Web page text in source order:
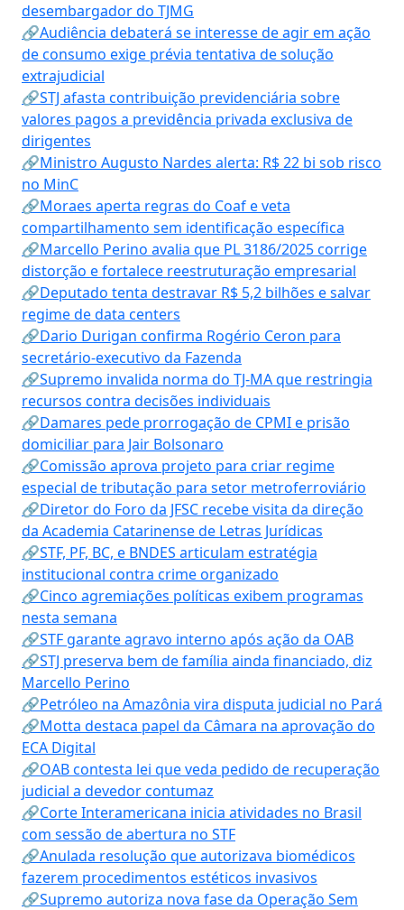
desembargador do TJMG
🔗Audiência debaterá se interesse de agir em ação
de consumo exige prévia tentativa de solução
extrajudicial
🔗STJ afasta contribuição previdenciária sobre
valores pagos a previdência privada exclusiva de
dirigentes
🔗Ministro Augusto Nardes alerta: R$ 22 bi sob risco
no MinC
🔗Moraes aperta regras do Coaf e veta
compartilhamento sem identificação específica
🔗Marcello Perino avalia que PL 3186/2025 corrige
distorção e fortalece reestruturação empresarial
🔗Deputado tenta destravar R$ 5,2 bilhões e salvar
regime de data centers
🔗Dario Durigan confirma Rogério Ceron para
secretário-executivo da Fazenda
🔗Supremo invalida norma do TJ-MA que restringia
recursos contra decisões individuais
🔗Damares pede prorrogação de CPMI e prisão
domiciliar para Jair Bolsonaro
🔗Comissão aprova projeto para criar regime
especial de tributação para setor metroferroviário
🔗Diretor do Foro da JFSC recebe visita da direção
da Academia Catarinense de Letras Jurídicas
🔗STF, PF, BC, e BNDES articulam estratégia
institucional contra crime organizado
🔗Cinco agremiações políticas exibem programas
nesta semana
🔗STF garante agravo interno após ação da OAB
🔗STJ preserva bem de família ainda financiado, diz
Marcello Perino
🔗Petróleo na Amazônia vira disputa judicial no Pará
🔗Motta destaca papel da Câmara na aprovação do
ECA Digital
🔗OAB contesta lei que veda pedido de recuperação
judicial a devedor contumaz
🔗Corte Interamericana inicia atividades no Brasil
com sessão de abertura no STF
🔗Anulada resolução que autorizava biomédicos
fazerem procedimentos estéticos invasivos
🔗Supremo autoriza nova fase da Operação Sem